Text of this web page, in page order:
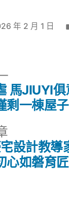
年 2 月 1 日
一
篇
設計教導
心如磐育
下
一
篇
馬JIUYI
剩一棟屋